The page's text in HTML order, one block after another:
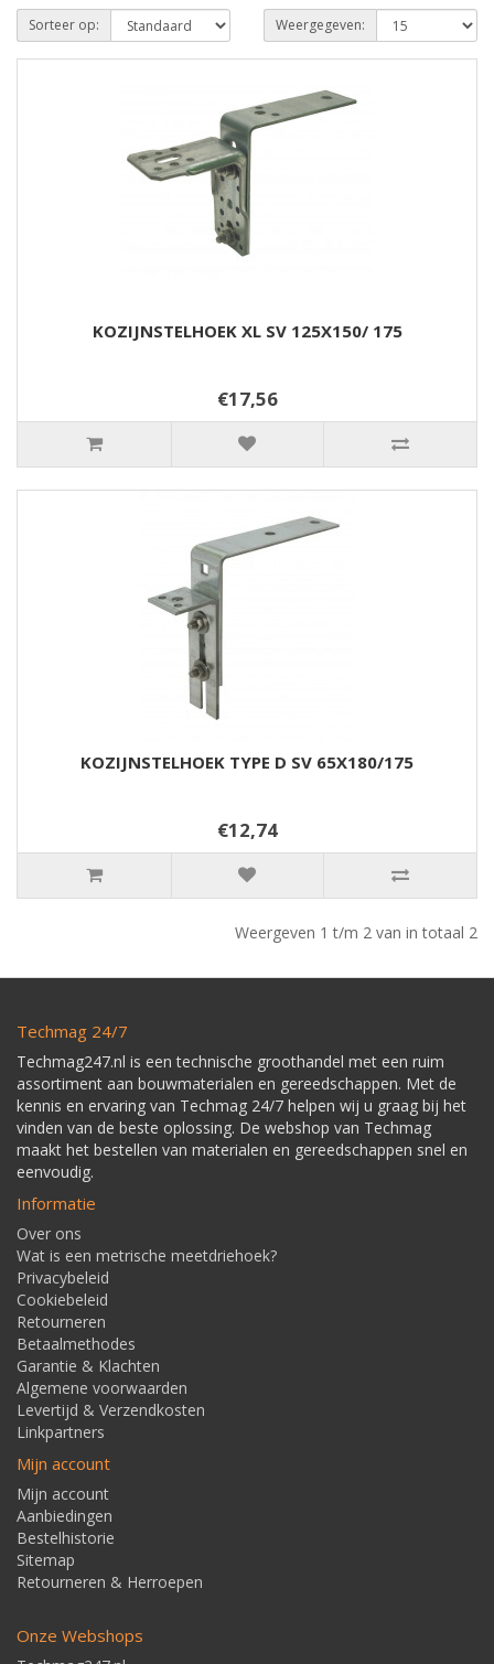
Sorteer op: Weergegeven:
KOZIJNSTELHOEK XL SV 125X150/ 175
€17,56
KOZIJNSTELHOEK TYPE D SV 65X180/175
€12,74
Weergeven 1 t/m 2 van in totaal 2
Techmag 24/7
Techmag247.nl is een technische groothandel met een ruim
assortiment aan bouwmaterialen en gereedschappen. Met de
kennis en ervaring van Techmag 24/7 helpen wij u graag bij het
vinden van de beste oplossing. De webshop van Techmag
maakt het bestellen van materialen en gereedschappen snel en
eenvoudig.
Informatie
Over ons
Wat is een metrische meetdriehoek?
Privacybeleid
Cookiebeleid
Retourneren
Betaalmethodes
Garantie & Klachten
Algemene voorwaarden
Levertijd & Verzendkosten
Linkpartners
Mijn account
Mijn account
Aanbiedingen
Bestelhistorie
Sitemap
Retourneren & Herroepen
Onze Webshops